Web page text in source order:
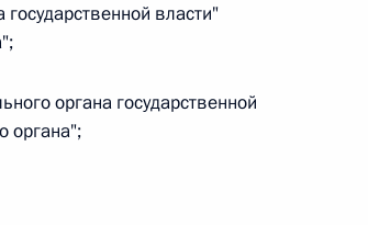
Федерации и Правительством
власти"
органа государственной
органа";